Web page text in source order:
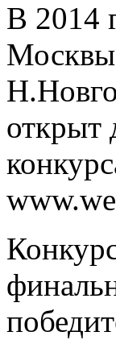
В 2014
открыт